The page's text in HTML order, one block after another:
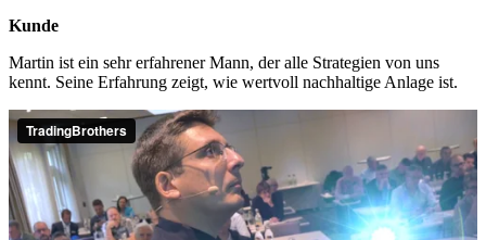
Kunde
Martin ist ein sehr erfahrener Mann, der alle Strategien von uns
kennt. Seine Erfahrung zeigt, wie wertvoll nachhaltige Anlage ist.